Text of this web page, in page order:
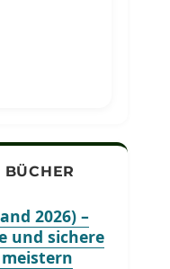
2026) –
und sichere